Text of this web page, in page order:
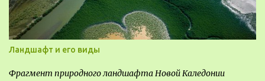
Ландшафт и его виды
Фрагмент природного ландшафта Новой Каледонии